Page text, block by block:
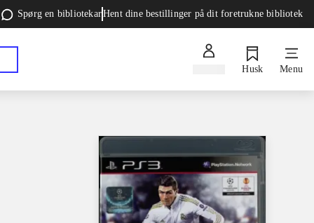
Spørg en bibliotekarHent dine bestillinger på dit foretrukne bibliotek
Husk Menu